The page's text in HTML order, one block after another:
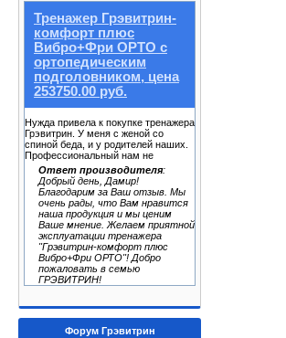
Тренажер Грэвитрин-
комфорт плюс
Вибро+Фри ОРТО с
ортопедическим
подголовником, цена
253750.00 руб.
Нужда привела к покупке тренажера
Грэвитрин. У меня с женой со
спиной беда, и у родителей наших.
Профессиональный нам не
Ответ производителя:
Добрый день, Дамир!
Благодарим за Ваш отзыв. Мы
очень рады, что Вам нравится
наша продукция и мы ценим
Ваше мнение. Желаем приятной
эксплуатации тренажера
"Грэвитрин-комфорт плюс
Вибро+Фри ОРТО"! Добро
пожаловать в семью
ГРЭВИТРИН!
Форум Грэвитрин